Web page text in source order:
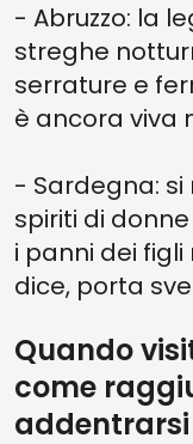
- Abruzzo: la
streghe
serrature e
è ancora viva
- Sardegna:
spiriti di
i panni dei figli
dice, porta
Quando
come